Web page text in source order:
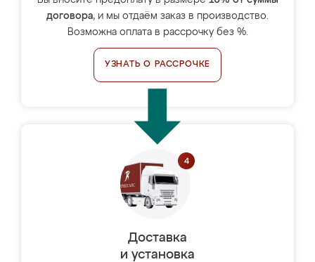
договора, и мы отдаём заказ в производство.
Возможна оплата в рассрочку без %.
УЗНАТЬ О РАССРОЧКЕ
Доставка
и установка